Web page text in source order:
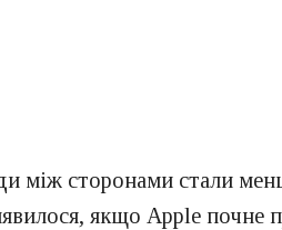
між сторонами стали
якщо Apple